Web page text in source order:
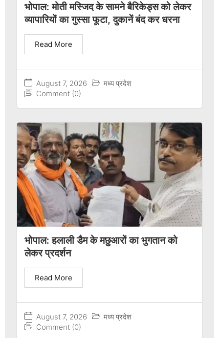
भोपाल: मोती मस्जिद के सामने बैरिकेड्स को लेकर
व्यापारियों का गुस्सा फूटा, दुकानें बंद कर धरना
August 7, 2026
मध्य प्रदेश
Comment (0)
Read More
भोपाल: हलाली डैम के मछुआरों का भुगतान को
लेकर प्रदर्शन
August 7, 2026
मध्य प्रदेश
Comment (0)
Read More